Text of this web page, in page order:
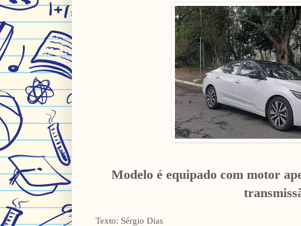
Modelo é equipado com motor
Texto: Sérgio Dias